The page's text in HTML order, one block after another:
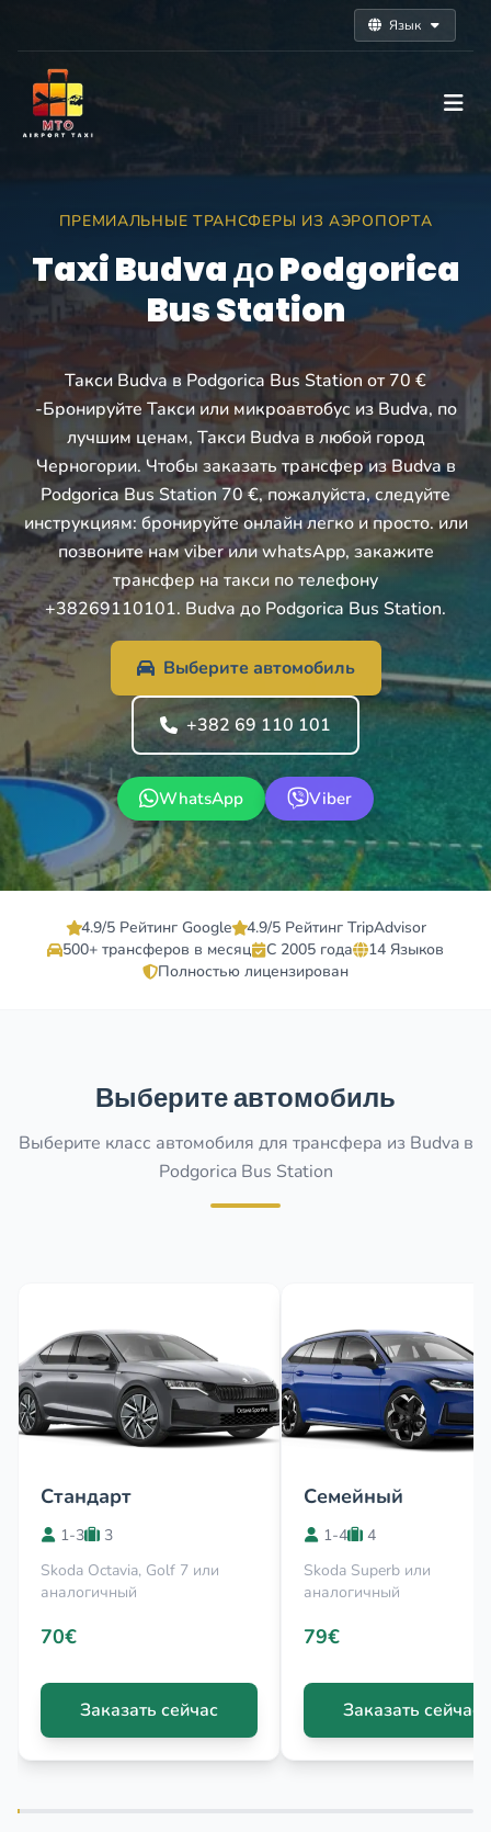
Язык
ПРЕМИАЛЬНЫЕ ТРАНСФЕРЫ ИЗ АЭРОПОРТА
Taxi Budva до Podgorica
Bus Station
Такси Budva в Podgorica Bus Station от 70 €
-Бронируйте Такси или микроавтобус из Budva, по
лучшим ценам, Такси Budva в любой город
Черногории. Чтобы заказать трансфер из Budva в
Podgorica Bus Station 70 €, пожалуйста, следуйте
инструкциям: бронируйте онлайн легко и просто. или
позвоните нам viber или whatsApp, закажите
трансфер на такси по телефону
+38269110101. Budva до Podgorica Bus Station.
Выберите автомобиль
+382 69 110 101
WhatsApp Viber
4.9/5 Рейтинг Google
4.9/5 Рейтинг TripAdvisor
500+ трансферов в месяц
С 2005 года
14 Языков
Полностью лицензирован
Выберите автомобиль
Выберите класс автомобиля для трансфера из Budva в
Podgorica Bus Station
Стандарт
1-3
3
Skoda Octavia, Golf 7 или
аналогичный
70€
Заказать сейчас
Семейный
1-4
4
Skoda Superb или
аналогичный
79€
Заказать сейчас